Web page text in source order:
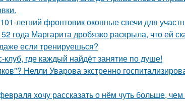
летний фронтовик окопные свечи для
года Маргарита дробязко раскрыла, что ей
если тренируешься?
где каждый найдёт занятие по душе!
Нелли Уварова экстренно
хочу рассказать о нём чуть больше,